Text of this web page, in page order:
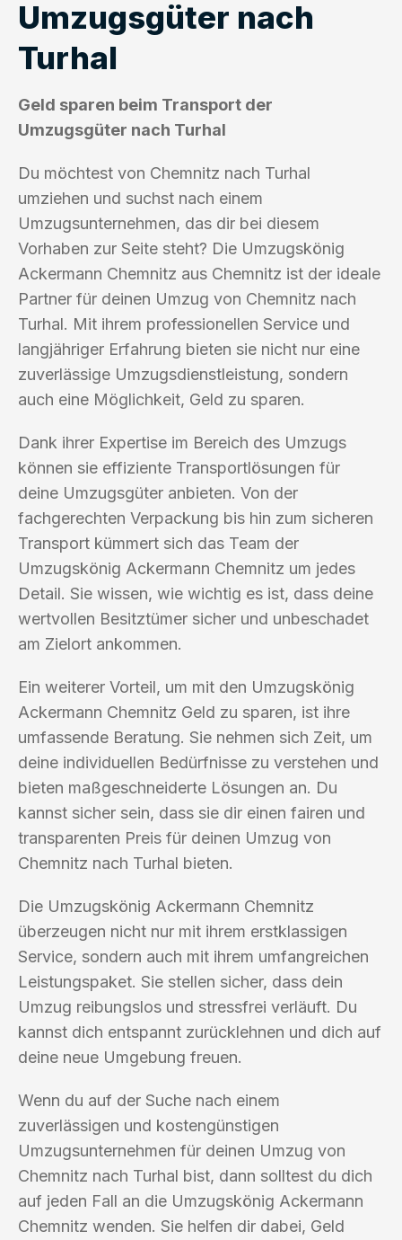
Umzugsgüter nach
Turhal
Geld sparen beim Transport der
Umzugsgüter nach Turhal
Du möchtest von Chemnitz nach Turhal
umziehen und suchst nach einem
Umzugsunternehmen, das dir bei diesem
Vorhaben zur Seite steht? Die Umzugskönig
Ackermann Chemnitz aus Chemnitz ist der ideale
Partner für deinen Umzug von Chemnitz nach
Turhal. Mit ihrem professionellen Service und
langjähriger Erfahrung bieten sie nicht nur eine
zuverlässige Umzugsdienstleistung, sondern
auch eine Möglichkeit, Geld zu sparen.
Dank ihrer Expertise im Bereich des Umzugs
können sie effiziente Transportlösungen für
deine Umzugsgüter anbieten. Von der
fachgerechten Verpackung bis hin zum sicheren
Transport kümmert sich das Team der
Umzugskönig Ackermann Chemnitz um jedes
Detail. Sie wissen, wie wichtig es ist, dass deine
wertvollen Besitztümer sicher und unbeschadet
am Zielort ankommen.
Ein weiterer Vorteil, um mit den Umzugskönig
Ackermann Chemnitz Geld zu sparen, ist ihre
umfassende Beratung. Sie nehmen sich Zeit, um
deine individuellen Bedürfnisse zu verstehen und
bieten maßgeschneiderte Lösungen an. Du
kannst sicher sein, dass sie dir einen fairen und
transparenten Preis für deinen Umzug von
Chemnitz nach Turhal bieten.
Die Umzugskönig Ackermann Chemnitz
überzeugen nicht nur mit ihrem erstklassigen
Service, sondern auch mit ihrem umfangreichen
Leistungspaket. Sie stellen sicher, dass dein
Umzug reibungslos und stressfrei verläuft. Du
kannst dich entspannt zurücklehnen und dich auf
deine neue Umgebung freuen.
Wenn du auf der Suche nach einem
zuverlässigen und kostengünstigen
Umzugsunternehmen für deinen Umzug von
Chemnitz nach Turhal bist, dann solltest du dich
auf jeden Fall an die Umzugskönig Ackermann
Chemnitz wenden. Sie helfen dir dabei, Geld